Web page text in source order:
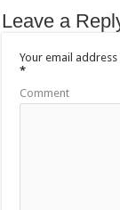
Leave a
Your email
*
Comment